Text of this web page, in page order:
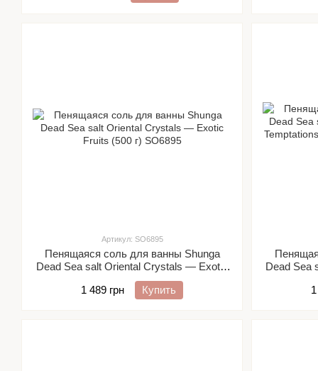
Артикул: SO6895
Пенящаяся соль для ванны Shunga
Dead Sea salt Oriental Crystals — Exotic
Fruits (500 г)
1 489 грн
Купить
Dead Sea